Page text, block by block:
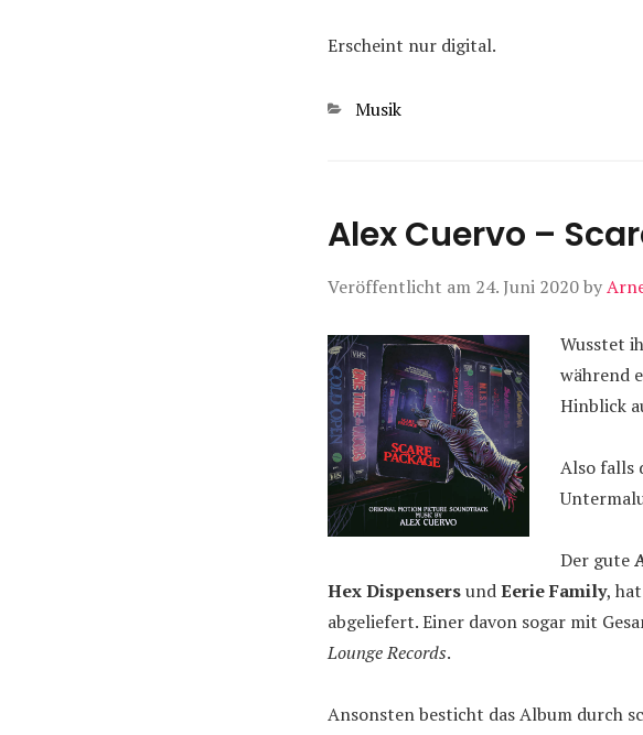
Erscheint nur digital.
Kategorien
Musik
Alex Cuervo –
Veröffentlicht am 24. Juni 2020by
Wusstet
während
Hinblick
Also falls
Der gute
Hex DispensersundEerie Family,
abgeliefert. Einer davon sogar mit
Lounge Records.
Ansonsten besticht das Album durch